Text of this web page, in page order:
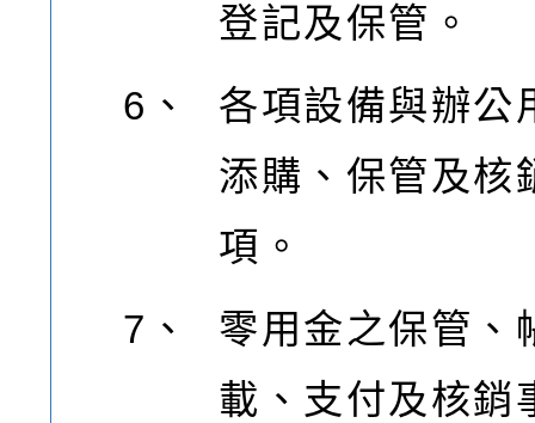
登記及保管。
6、
各項設備與辦公
添購、保管及核
項。
7、
零用金之保管、
載、支付及核銷